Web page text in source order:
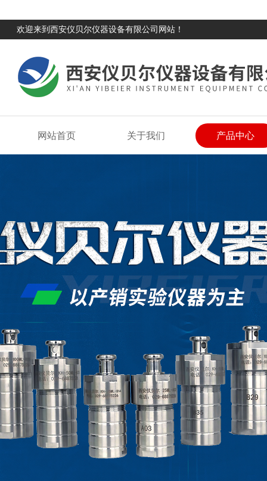
欢迎来到西安仪贝尔仪器设备有限公司网站！
网站首页 关于我们 产品中心